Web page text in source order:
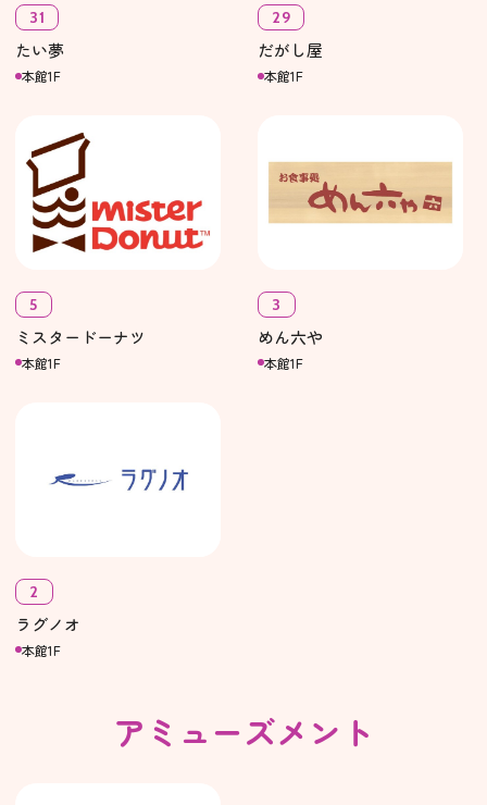
31
たい夢
本館1F
29
だがし屋
本館1F
5
ミスタードーナツ
本館1F
3
めん六や
本館1F
2
ラグノオ
本館1F
アミューズメント